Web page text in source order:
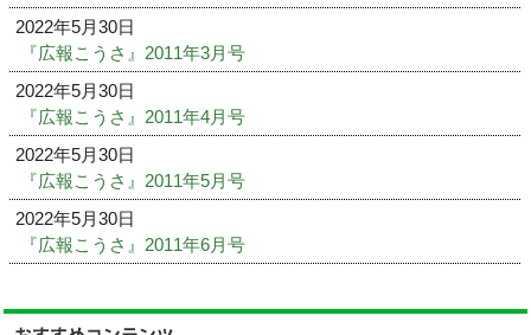
2022年5月30日
『広報こうさ』2011年3月号
2022年5月30日
『広報こうさ』2011年4月号
2022年5月30日
『広報こうさ』2011年5月号
2022年5月30日
『広報こうさ』2011年6月号